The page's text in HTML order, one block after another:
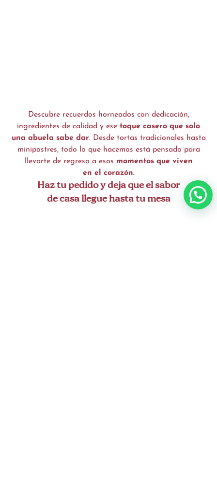
Descubre recuerdos horneados con dedicación,
ingredientes de calidad y ese toque casero que solo
una abuela sabe dar. Desde tortas tradicionales hasta
minipostres, todo lo que hacemos está pensado para
llevarte de regreso a esos momentos que viven
en el corazón.
Haz tu pedido y deja que el sabor
de casa llegue hasta tu mesa